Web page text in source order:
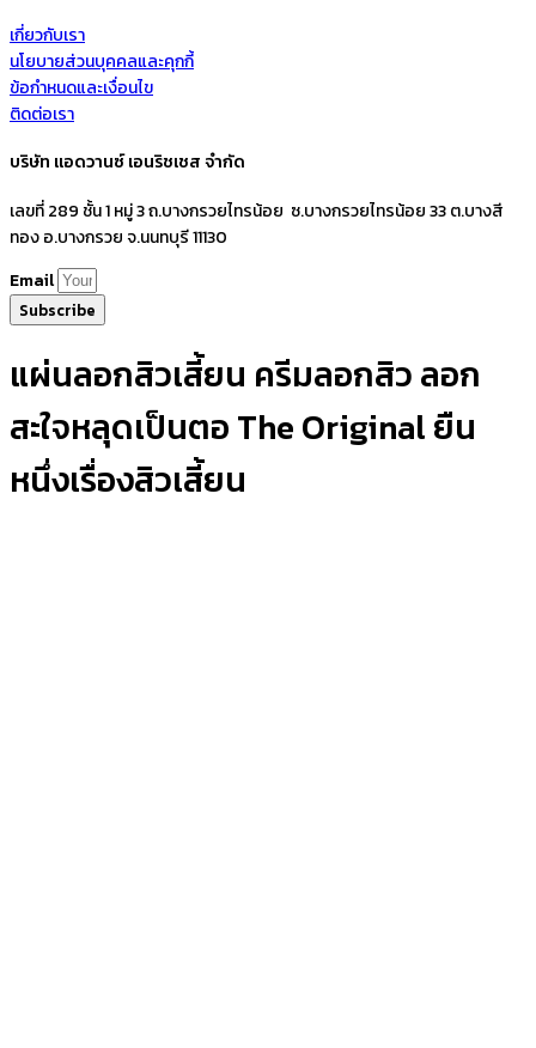
เกี่ยวกับเรา
นโยบายส่วนบุคคลและคุกกี้
ข้อกำหนดและเงื่อนไข
ติดต่อเรา
บริษัท แอดวานซ์ เอนริชเชส จำกัด
เลขที่ 289 ชั้น 1 หมู่ 3 ถ.บางกรวยไทรน้อย ซ.บางกรวยไทรน้อย 33 ต.บางสี
ทอง อ.บางกรวย จ.นนทบุรี 11130
Email
Subscribe
แผ่นลอกสิวเสี้ยน ครีมลอกสิว ลอก
สะใจหลุดเป็นตอ The Original ยืน
หนึ่งเรื่องสิวเสี้ยน